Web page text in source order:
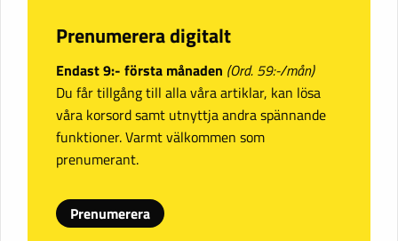
Prenumerera digitalt
Endast 9:- första månaden (Ord. 59:-/mån)
Du får tillgång till alla våra artiklar, kan lösa
våra korsord samt utnyttja andra spännande
funktioner. Varmt välkommen som
prenumerant.
Prenumerera